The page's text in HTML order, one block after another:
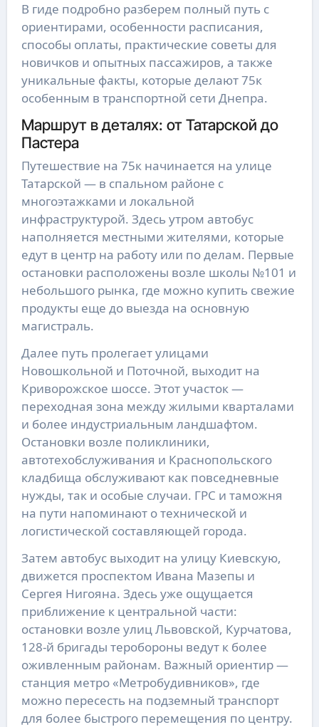
В гиде подробно разберем полный путь с
ориентирами, особенности расписания,
способы оплаты, практические советы для
новичков и опытных пассажиров, а также
уникальные факты, которые делают 75к
особенным в транспортной сети Днепра.
Маршрут в деталях: от Татарской до
Пастера
Путешествие на 75к начинается на улице
Татарской — в спальном районе с
многоэтажками и локальной
инфраструктурой. Здесь утром автобус
наполняется местными жителями, которые
едут в центр на работу или по делам. Первые
остановки расположены возле школы №101 и
небольшого рынка, где можно купить свежие
продукты еще до выезда на основную
магистраль.
Далее путь пролегает улицами
Новошкольной и Поточной, выходит на
Криворожское шоссе. Этот участок —
переходная зона между жилыми кварталами
и более индустриальным ландшафтом.
Остановки возле поликлиники,
автотехобслуживания и Краснопольского
кладбища обслуживают как повседневные
нужды, так и особые случаи. ГРС и таможня
на пути напоминают о технической и
логистической составляющей города.
Затем автобус выходит на улицу Киевскую,
движется проспектом Ивана Мазепы и
Сергея Нигояна. Здесь уже ощущается
приближение к центральной части:
остановки возле улиц Львовской, Курчатова,
128-й бригады теробороны ведут к более
оживленным районам. Важный ориентир —
станция метро «Метробудивников», где
можно пересесть на подземный транспорт
для более быстрого перемещения по центру.